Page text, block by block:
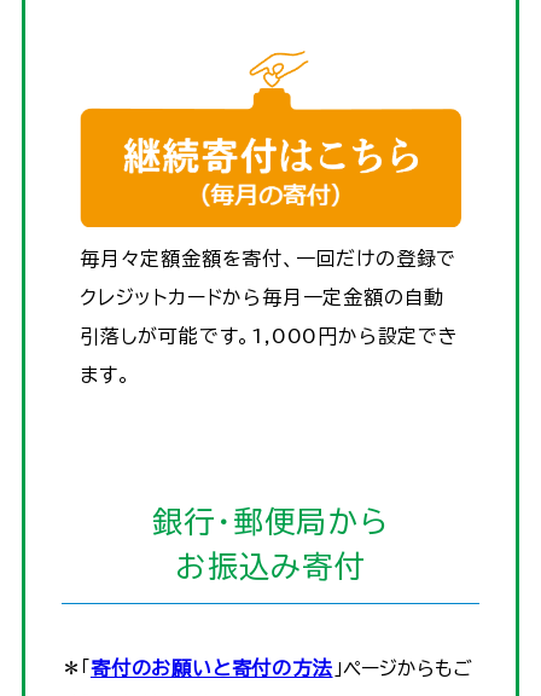
毎月々定額金額を寄付、一回だけの登録で
クレジットカードから毎月一定金額の自動
引落しが可能です。1,000円から設定でき
ます。
銀行・郵便局から
お振込み寄付
＊「 寄付のお願いと寄付の方法 」ページからもご